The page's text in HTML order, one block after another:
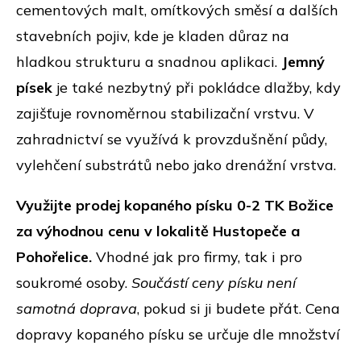
cementových malt, omítkových směsí a dalších
stavebních pojiv, kde je kladen důraz na
hladkou strukturu a snadnou aplikaci. Jemný
písek je také nezbytný při pokládce dlažby, kdy
zajišťuje rovnoměrnou stabilizační vrstvu. V
zahradnictví se využívá k provzdušnění půdy,
vylehčení substrátů nebo jako drenážní vrstva.
Využijte prodej kopaného písku 0-2 TK Božice
za výhodnou cenu v lokalitě Hustopeče a
Pohořelice. Vhodné jak pro firmy, tak i pro
soukromé osoby. Součástí ceny písku není
samotná doprava, pokud si ji budete přát. Cena
dopravy kopaného písku se určuje dle množství